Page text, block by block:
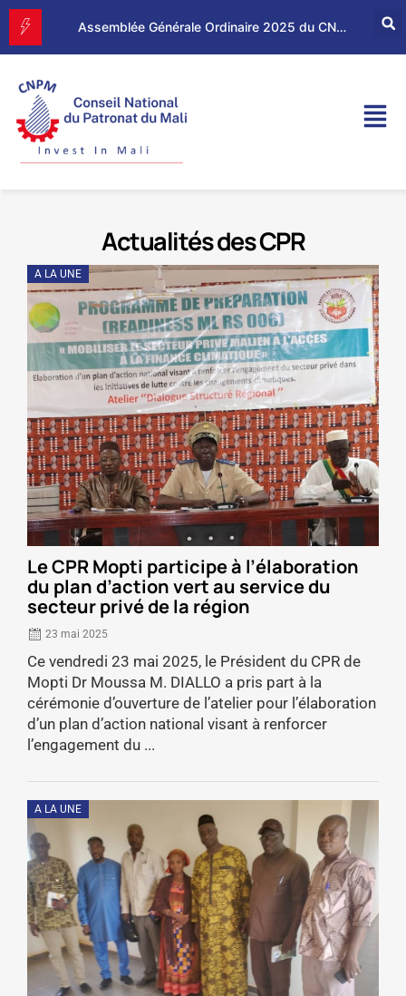
Assemblée Générale Ordinaire 2025 du CNPM
Actualités des CPR
A LA UNE
Le CPR Mopti participe à l’élaboration
du plan d’action vert au service du
secteur privé de la région
23 mai 2025
Ce vendredi 23 mai 2025, le Président du CPR de
Mopti Dr Moussa M. DIALLO a pris part à la
cérémonie d’ouverture de l’atelier pour l’élaboration
d’un plan d’action national visant à renforcer
l’engagement du ...
A LA UNE